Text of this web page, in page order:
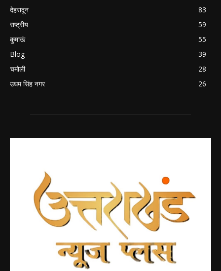
देहरादून
83
राष्ट्रीय
59
कुमाऊं
55
Blog
39
चमोली
28
उधम सिंह नगर
26